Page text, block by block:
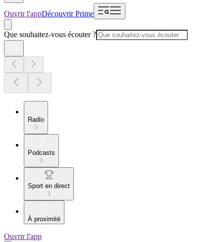
Ouvrir l'appDécouvrir Prime
Que souhaitez-vous écouter ?
Radio
Podcasts
Sport en direct
À proximité
Ouvrir l'app